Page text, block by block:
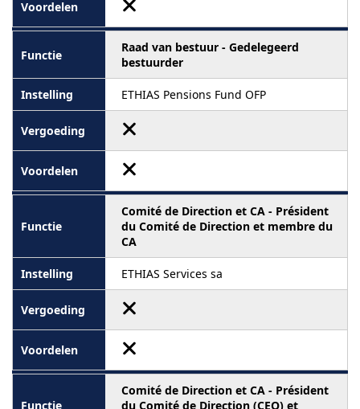
Raad van bestuur - Gedelegeerd
bestuurder
ETHIAS Pensions Fund OFP
Comité de Direction et CA - Président
du Comité de Direction et membre du
CA
ETHIAS Services sa
Comité de Direction et CA - Président
du Comité de Direction (CEO) et